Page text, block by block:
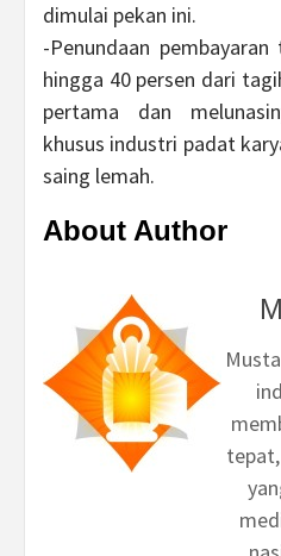
dimulai pekan ini.
-Penundaan
hingga 40 persen dari
pertama dan
khusus industri padat
saing lemah.
About Author